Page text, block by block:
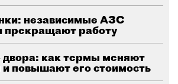
независимые АЗС
прекращают работу
как термы меняют
повышают его стоимость